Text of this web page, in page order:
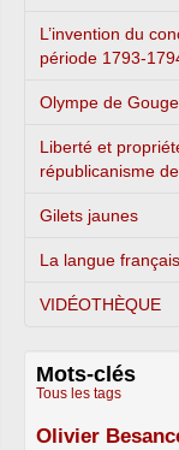
L’invention du
période 1793-
Olympe de
Liberté et
républicanisme
Gilets jaunes
La langue
VIDÉOTHÈQUE
Mots-clés
Tous les tags
Olivier
3/5
3/5
2/5